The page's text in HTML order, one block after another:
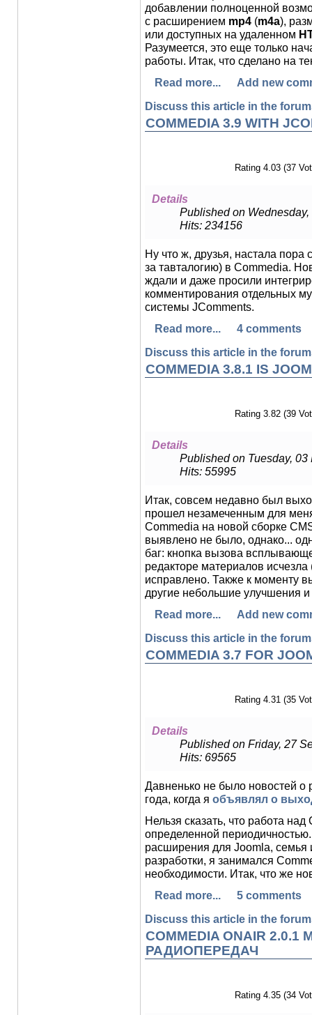
добавлении полноценной
с расширением mp4 (m4a),
или доступных на удаленном
Разумеется, это еще только
работы. Итак, что сделано на
Read more...
Add new
Discuss this article in the
COMMEDIA 3.9 WITH
Rating 4.03 (37
Details
Published on
Hits: 234156
Ну что ж, друзья, настала
за тавталогию) в Commedia.
ждали и даже просили
комментирования отдельных
системы JComments.
Read more...
4 comments
Discuss this article in the
COMMEDIA 3.8.1 IS
Rating 3.82 (39
Details
Published on Tuesday,
Hits: 55995
Итак, совсем недавно был
прошел незамеченным для
Commedia на новой сборке
выявлено не было, однако...
баг: кнопка вызова
редакторе материалов
исправлено. Также к моменту
другие небольшие улучшения и
Read more...
Add new
Discuss this article in the
COMMEDIA 3.7 FOR
Rating 4.31 (35
Details
Published on Friday, 27
Hits: 69565
Давненько не было новостей о
года, когда я объявлял о
Нельзя сказать, что работа
определенной
расширения для Joomla, семья
разработки, я занимался
необходимости. Итак, что же
Read more...
5 comments
Discuss this article in the
COMMEDIA ONAIR
РАДИОПЕРЕДАЧ
Rating 4.35 (34